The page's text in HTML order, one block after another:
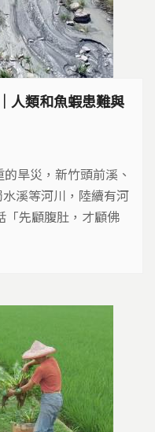
人類和魚蝦患難與
旱災，新竹頭前溪、
溪等河川，陸續有河
「先顧腹肚，才顧佛
以將河川生態保育，
。但如果真有一天，